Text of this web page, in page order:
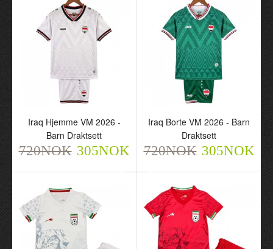
Senegal Mane 10 Borte
VM 2026 - Herre
Fotballdrakt
720NOK
Senegal Jackson 11
Borte VM 2026 - Herre
Fotballdrakt
720NOK
Iraq Hjemme VM 2026 -
Barn Draktsett
720NOK 305NOK
Iraq Borte VM 2026 - Barn
Draktsett
720NOK 305NOK